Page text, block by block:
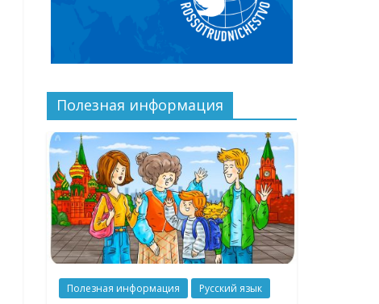
Полезная информация
Полезная информация Русский язык